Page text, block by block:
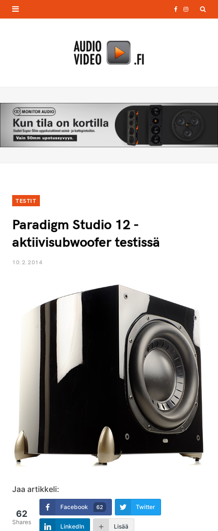
o
k
I
a
TESTIT
Paradigm Studio 12 -
aktiivisubwoofer testissä
10.2.2014
Jaa artikkeli:
62
Shares
Facebook 62 Twitter
LinkedIn Lisää